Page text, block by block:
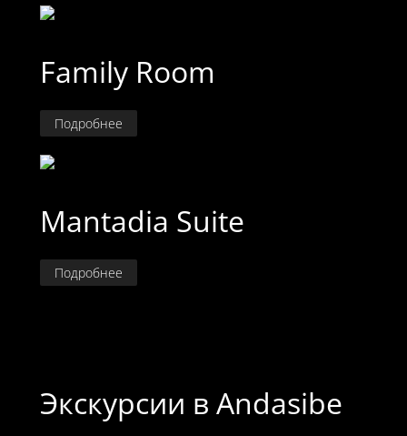
Family Room
Подробнее
Mantadia Suite
Подробнее
Экскурсии в Andasibe